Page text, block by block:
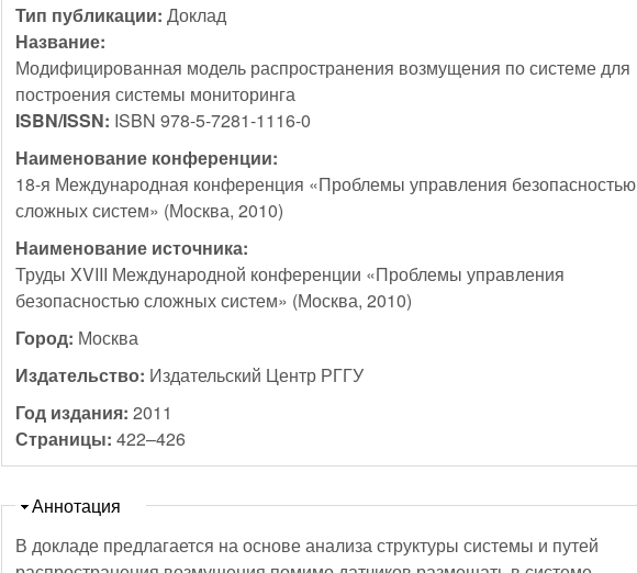
Тип публикации:Доклад
Название:
Модифицированная модель распространения возмущения по системе для
построения системы мониторинга
ISBN/ISSN: ISBN 978-5-7281-1116-0
Наименование конференции:
18-я Международная конференция «Проблемы управления безопасностью
сложных систем» (Москва, 2010)
Наименование источника:
Труды XVIII Международной конференции «Проблемы управления
безопасностью сложных систем» (Москва, 2010)
Город: Москва
Издательство: Издательский Центр РГГУ
Год издания:2011
Страницы:422–426
Скрыть
Аннотация
В докладе предлагается на основе анализа структуры системы и путей